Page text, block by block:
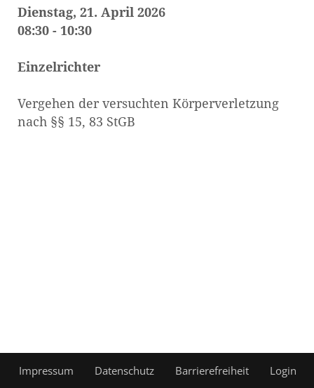
Dienstag, 21. April 2026
08:30 - 10:30
Einzelrichter
Vergehen der versuchten Körperverletzung
nach §§ 15, 83 StGB
Impressum Datenschutz Barrierefreiheit Login